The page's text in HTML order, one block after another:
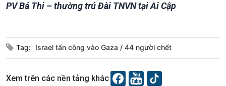
Chuyên gia của bạn
PV Bá Thi – thường trú Đài TNVN tại Ai Cập
Tag: Israel tấn công vào Gaza 44 người chết
Xem trên các nền tảng khác